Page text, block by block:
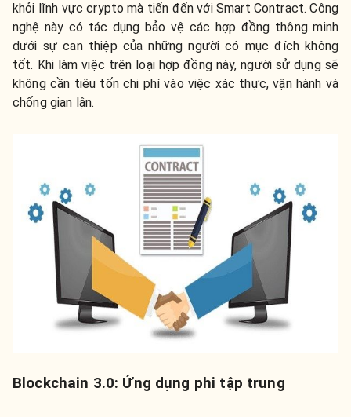
khỏi lĩnh vực crypto mà tiến đến với Smart Contract. Công
nghệ này có tác dụng bảo vệ các hợp đồng thông minh
dưới sự can thiệp của những người có mục đích không
tốt. Khi làm việc trên loại hợp đồng này, người sử dụng sẽ
không cần tiêu tốn chi phí vào việc xác thực, vận hành và
chống gian lận.
Blockchain 3.0: Ứng dụng phi tập trung